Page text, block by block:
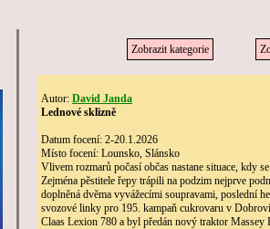
Zobrazit kategorie
Autor: David Janda
Lednové sklizně
Datum focení: 2-20.1.2026
Místo focení: Lounsko, Slánsko
Vlivem rozmarů počasí občas nastane situace, kdy
Zejména pěstitele řepy trápili na podzim nejprve
doplněná dvěma vyvážecími soupravami, poslední
svozové linky pro 195. kampaň cukrovaru v
Claas Lexion 780 a byl předán nový traktor Massey